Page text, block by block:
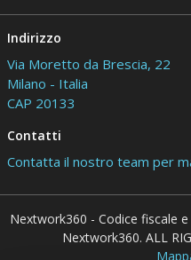
Indirizzo
Via Moretto da Brescia, 22
Milano - Italia
CAP 20133
Contatti
Contatta il nostro team per
Nextwork360 - Codice fiscale
Nextwork360. ALL